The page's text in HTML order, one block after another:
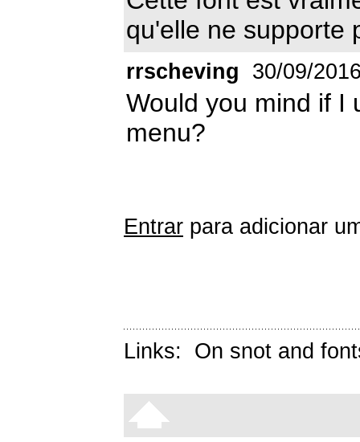
qu'elle ne supporte
rrscheving 30/09/
Would you mind if I
menu?
Entrar para adicionar
Links: On snot and